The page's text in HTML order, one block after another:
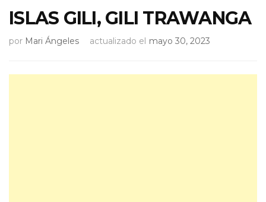
ISLAS GILI, GILI TRAWANGA
por Mari Ángeles actualizado el mayo 30, 2023